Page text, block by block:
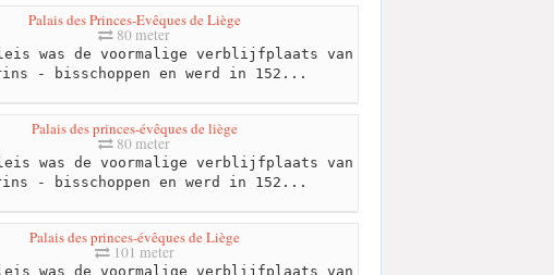
Palais des Princes-Evêques de Liège
80 meter
was de voormalige verblijfplaats van
- bisschoppen en werd in 152...
Palais des princes-évêques de liège
80 meter
was de voormalige verblijfplaats van
- bisschoppen en werd in 152...
Palais des princes-évêques de Liège
101 meter
was de voormalige verblijfplaats van